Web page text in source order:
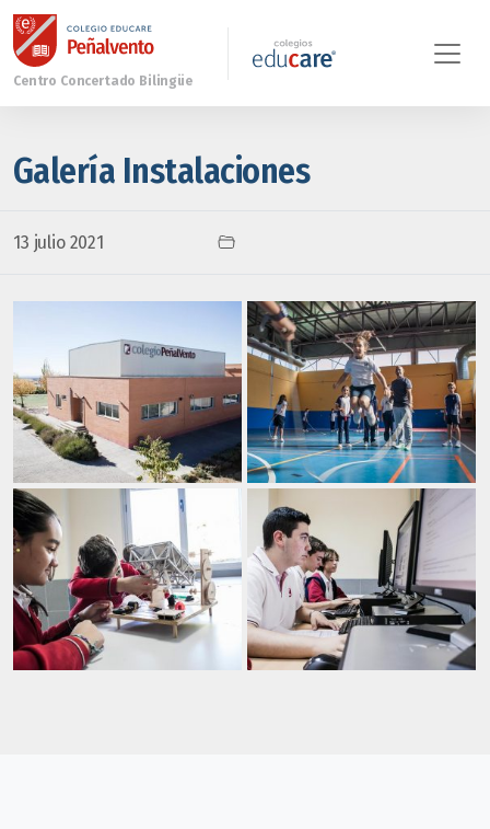
Galería Instalaciones
13 julio 2021